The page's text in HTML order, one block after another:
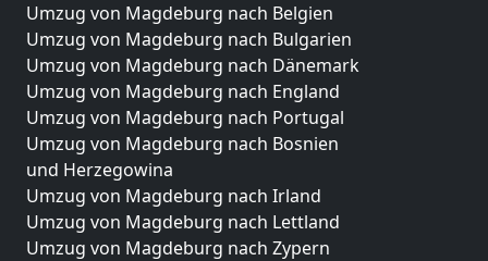
Umzug von Magdeburg nach Belgien
Umzug von Magdeburg nach Bulgarien
Umzug von Magdeburg nach Dänemark
Umzug von Magdeburg nach England
Umzug von Magdeburg nach Portugal
Umzug von Magdeburg nach Bosnien
und Herzegowina
Umzug von Magdeburg nach Irland
Umzug von Magdeburg nach Lettland
Umzug von Magdeburg nach Zypern